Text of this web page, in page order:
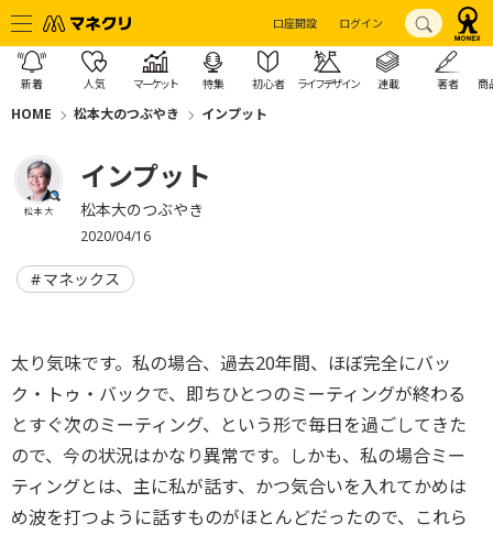
口座開設 ログイン
新着 人気 マーケット 特集 初心者 ライフデザイン 連載 著者 商
HOME 松本大のつぶやき インプット
松本 大
インプット
松本大のつぶやき
2020/04/16
マネックス
太り気味です。私の場合、過去20年間、ほぼ完全にバッ
ク・トゥ・バックで、即ちひとつのミーティングが終わる
とすぐ次のミーティング、という形で毎日を過ごしてきた
ので、今の状況はかなり異常です。しかも、私の場合ミー
ティングとは、主に私が話す、かつ気合いを入れてかめは
め波を打つように話すものがほとんどだったので、これら